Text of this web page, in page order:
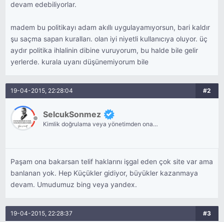
devam edebiliyorlar.
madem bu politikayı adam akıllı uygulayamıyorsun, bari kaldır
şu saçma sapan kuralları. olan iyi niyetli kullanıcıya oluyor. üç
aydır politika ihlalinin dibine vuruyorum, bu halde bile gelir
yerlerde. kurala uyanı düşünemiyorum bile
19-04-2015, 22:28:04 #2
SelcukSonmez
Kimlik doğrulama veya yönetimden onay
Paşam ona bakarsan telif haklarını işgal eden çok site var ama
banlanan yok. Hep Küçükler gidiyor, büyükler kazanmaya
devam. Umudumuz bing veya yandex.
19-04-2015, 22:28:37 #3